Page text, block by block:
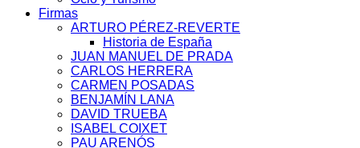
Firmas
ARTURO PÉREZ-REVERTE
Historia de España
JUAN MANUEL DE PRADA
CARLOS HERRERA
CARMEN POSADAS
BENJAMÍN LANA
DAVID TRUEBA
ISABEL COIXET
PAU ARENÓS